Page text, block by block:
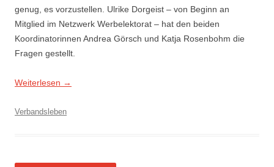
genug, es vorzustellen. Ulrike Dorgeist – von Beginn an
Mitglied im Netzwerk Werbelektorat – hat den beiden
Koordinatorinnen Andrea Görsch und Katja Rosenbohm die
Fragen gestellt.
Weiterlesen →
Verbandsleben